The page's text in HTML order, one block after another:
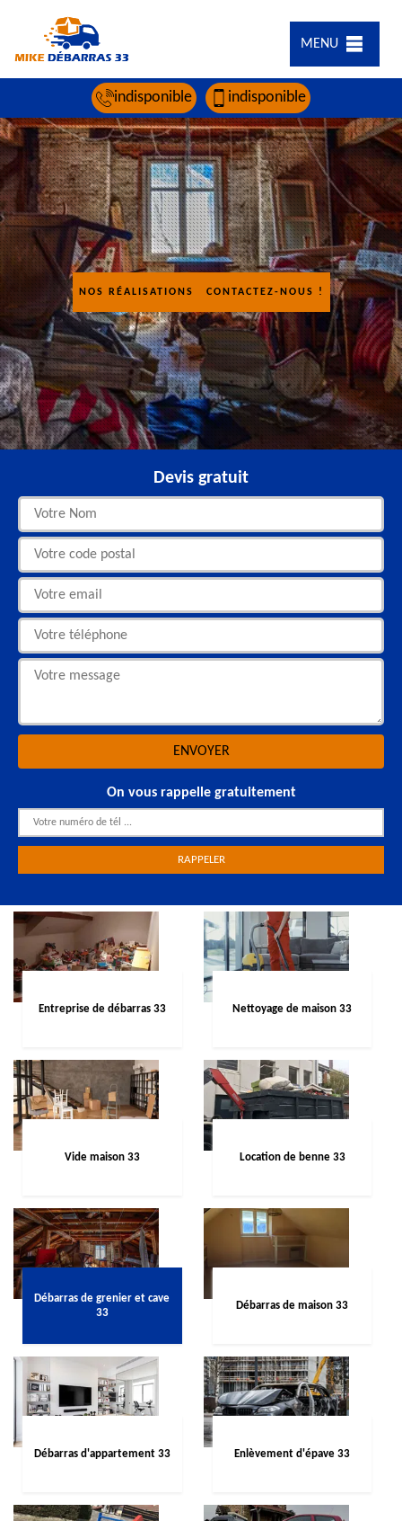
MENU
indisponible indisponible
NOS RÉALISATIONS CONTACTEZ-NOUS !
Devis gratuit
On vous rappelle gratuitement
Entreprise de débarras 33 Nettoyage de maison 33
Vide maison 33 Location de benne 33
Débarras de grenier et cave
33
Débarras de maison 33
Débarras d'appartement 33 Enlèvement d'épave 33